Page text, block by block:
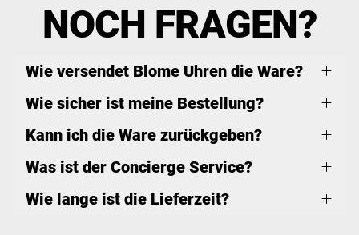
NOCH FRAGEN?
Wie versendet Blome Uhren die Ware?
Wie sicher ist meine Bestellung?
Kann ich die Ware zurückgeben?
Was ist der Concierge Service?
Wie lange ist die Lieferzeit?